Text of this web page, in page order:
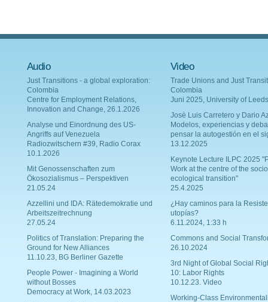
Audio
Just Transitions - a global exploration:
Colombia
Centre for Employment Relations,
Innovation and Change, 26.1.2026
Analyse und Einordnung des US-
Angriffs auf Venezuela
Radiozwitschern #39, Radio Corax
10.1.2026
Mit Genossenschaften zum
Ökosozialismus – Perspektiven
21.05.24
Azzellini und IDA: Rätedemokratie und
Arbeitszeitrechnung
27.05.24
Politics of Translation: Preparing the
Ground for New Alliances
11.10.23, BG Berliner Gazette
People Power - Imagining a World
without Bosses
Democracy at Work, 14.03.2023
Video
Trade Unions and Just
Colombia
Juni 2025, University of Leeds
Josè Luis Carretero y Dario
Modelos, experiencias y
pensar la autogestión en el
13.12.2025
Keynote Lecture ILPC 2025
Work at the centre of the
ecological transition"
25.4.2025
¿Hay caminos para la
utopías?
6.11.2024, 1:33 h
Commons and Social
26.10.2024
3rd Night of Global Social
10: Labor Rights
10.12.23. Video
Working-Class